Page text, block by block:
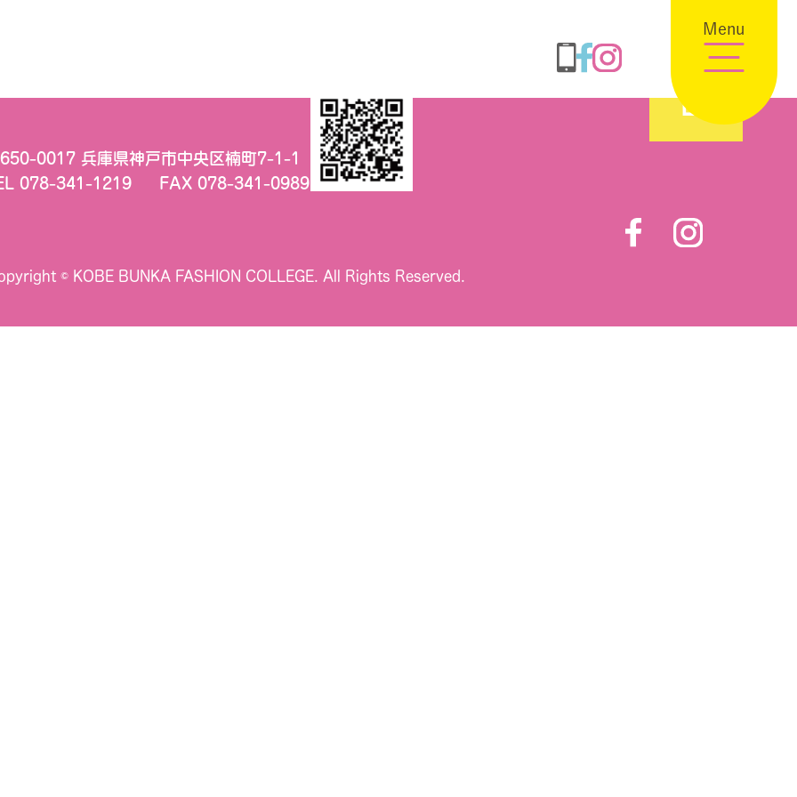
Menu
0017 兵庫県神戸市中央区楠町7-1-1
078-341-1219
FAX 078-341-0989
© KOBE BUNKA FASHION COLLEGE. All Rights Reserved.